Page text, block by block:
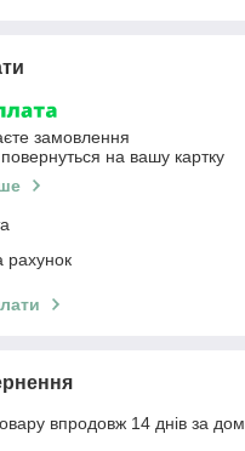
замовлення
на вашу картку
рахунок
впродовж 14 днів за